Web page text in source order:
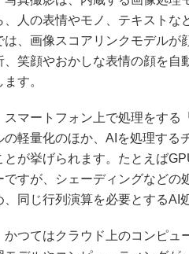
、人の表情やモノ、テキストな
は、画像スコアリンクモデルが
、笑顔やおかしな表情の顔を自
ます。
マートフォン上で処理をする
の軽量化のほか、AIを処理する
とが挙げられます。たとえば
ですが、シェーディングなどの
、同じ行列演算を必要とするAI
つてはクラウド上のコンピュ